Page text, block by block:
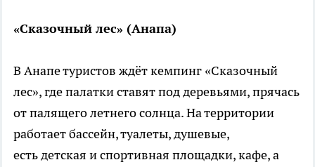
«Сказочный лес» (Анапа)
В Анапе туристов ждёт кемпинг «Сказочный
лес», где палатки ставят под деревьями, прячась
от палящего летнего солнца. На территории
работает бассейн, туалеты, душевые,
есть детская и спортивная площадки, кафе, а